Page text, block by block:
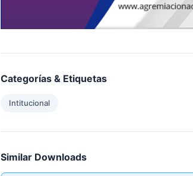
Categorías & Etiquetas
Intitucional
Similar Downloads